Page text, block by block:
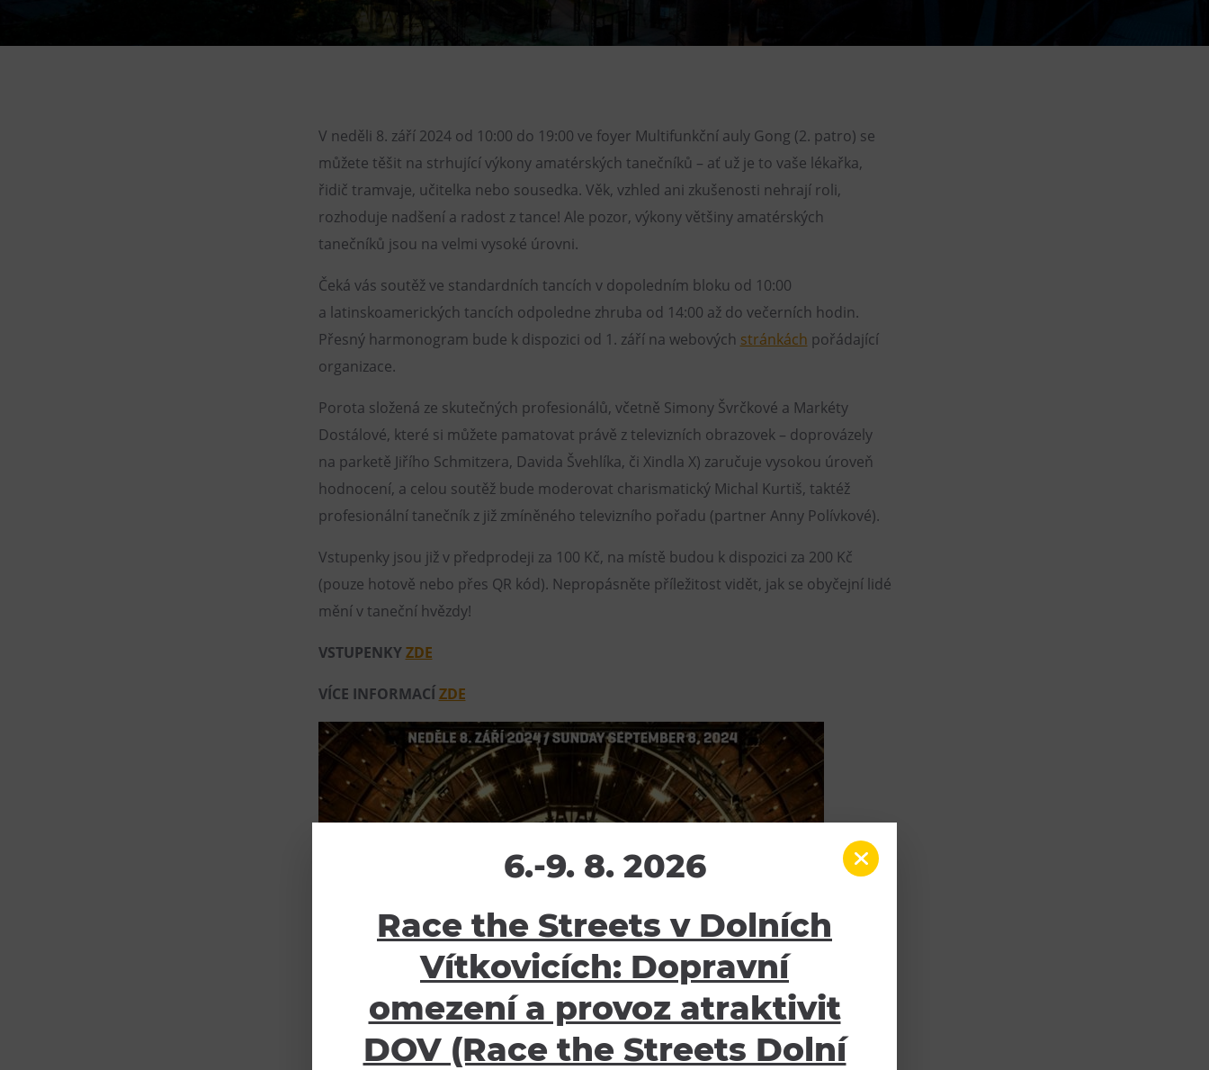
Catering
V neděli 8. září 2024 od 10:00 do 19:00 ve foyer Multifunkční auly Gong (2. patro) se
můžete těšit na strhující výkony amatérských tanečníků – ať už je to vaše lékařka,
řidič tramvaje, učitelka nebo sousedka. Věk, vzhled ani zkušenosti nehrají roli,
rozhoduje nadšení a radost z tance! Ale pozor, výkony většiny amatérských
tanečníků jsou na velmi vysoké úrovni.
Čeká vás soutěž ve standardních tancích v dopoledním bloku od 10:00
a latinskoamerických tancích odpoledne zhruba od 14:00 až do večerních hodin.
Přesný harmonogram bude k dispozici od 1. září na webových stránkách pořádající
organizace.
Porota složená ze skutečných profesionálů, včetně Simony Švrčkové a Markéty
Dostálové, které si můžete pamatovat právě z televizních obrazovek – doprovázely
na parketě Jiřího Schmitzera, Davida Švehlíka, či Xindla X) zaručuje vysokou úroveň
hodnocení, a celou soutěž bude moderovat charismatický Michal Kurtiš, taktéž
profesionální tanečník z již zmíněného televizního pořadu (partner Anny Polívkové).
Vstupenky jsou již v předprodeji za 100 Kč, na místě budou k dispozici za 200 Kč
(pouze hotově nebo přes QR kód). Nepropásněte příležitost vidět, jak se obyčejní lidé
mění v taneční hvězdy!
VSTUPENKYZDE
VÍCE INFORMACÍ ZDE
6.-9. 8. 2026
Race the Streets v Dolních
Vítkovicích: Dopravní
omezení a provoz atraktivit
DOV (Race the Streets Dolní